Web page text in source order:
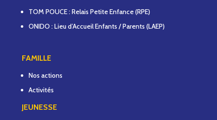
TOM POUCE : Relais Petite Enfance (RPE)
ONIDO : Lieu d’Accueil Enfants / Parents (LAEP)
FAMILLE
Nos actions
Activités
JEUNESSE